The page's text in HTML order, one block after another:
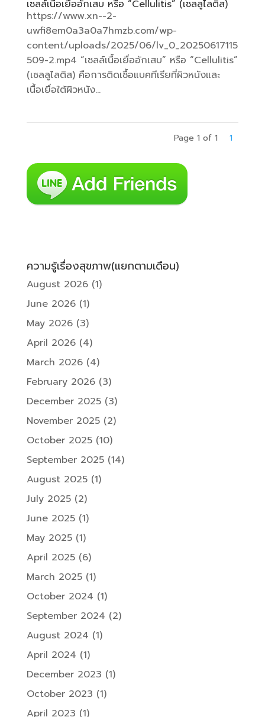
เซลล์เนื้อเยื่ออักเสบ หรือ “Cellulitis” (เซลลูไลติส)
https://www.xn--2-
uwfi8em0a3a0a7hmzb.com/wp-
content/uploads/2025/06/lv_0_20250617115
509-2.mp4 “เซลล์เนื้อเยื่ออักเสบ” หรือ “Cellulitis”
(เซลลูไลติส) คือการติดเชื้อแบคทีเรียที่ผิวหนังและ
เนื้อเยื่อใต้ผิวหนัง...
Page 1 of 1 1
ความรู้เรื่องสุขภาพ(แยกตามเดือน)
August 2026(1)
June 2026(1)
May 2026(3)
April 2026(4)
March 2026(4)
February 2026(3)
December 2025(3)
November 2025(2)
October 2025(10)
September 2025(14)
August 2025(1)
July 2025(2)
June 2025(1)
May 2025(1)
April 2025(6)
March 2025(1)
October 2024 (1)
September 2024 (2)
August 2024 (1)
April 2024 (1)
December 2023 (1)
October 2023 (1)
April 2023 (1)